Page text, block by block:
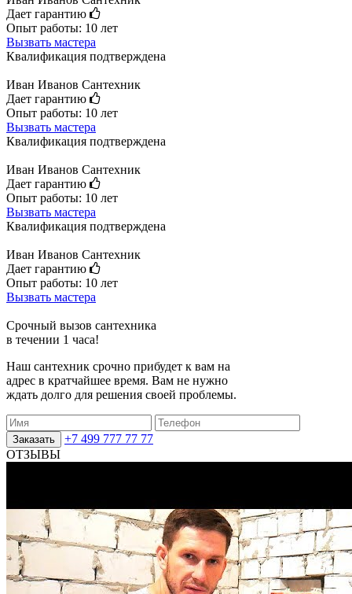
Дает гарантию
Опыт работы: 10 лет
Вызвать мастера
Квалификация подтверждена
Иван Иванов Сантехник
Дает гарантию
Опыт работы: 10 лет
Вызвать мастера
Квалификация подтверждена
Иван Иванов Сантехник
Дает гарантию
Опыт работы: 10 лет
Вызвать мастера
Квалификация подтверждена
Иван Иванов Сантехник
Дает гарантию
Опыт работы: 10 лет
Вызвать мастера
Срочный вызов сантехника
в течении 1 часа!
Наш сантехник срочно прибудет к вам на
адрес в кратчайшее время. Вам не нужно
ждать долго для решения своей проблемы.
Заказать
+7 499 777 77 77
ОТЗЫВЫ